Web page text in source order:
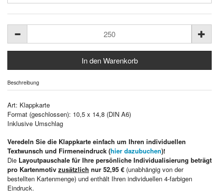
Beschreibung
Art: Klappkarte
Format (geschlossen): 10,5 x 14,8 (DIN A6)
Inklusive Umschlag
Veredeln Sie die Klappkarte einfach um Ihren individuellen
Textwunsch und Firmeneindruck (hier dazubuchen)!
Die Layoutpauschale für Ihre persönliche Individualisierung beträgt
pro Kartenmotiv zusätzlich nur 52,95 € (unabhängig von der
bestellten Kartenmenge) und enthält Ihren individuellen 4-farbigen
Eindruck.